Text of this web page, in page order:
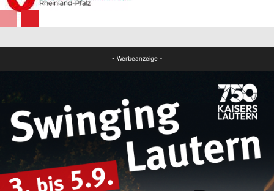
- Werbeanzeige -